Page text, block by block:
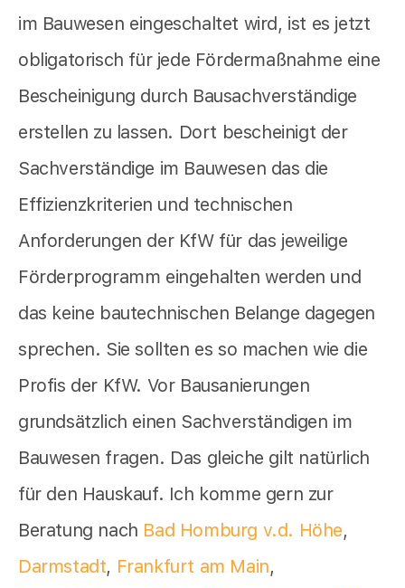
im Bauwesen eingeschaltet wird, ist es jetzt
obligatorisch für jede Fördermaßnahme eine
Bescheinigung durch Bausachverständige
erstellen zu lassen. Dort bescheinigt der
Sachverständige im Bauwesen das die
Effizienzkriterien und technischen
Anforderungen der KfW für das jeweilige
Förderprogramm eingehalten werden und
das keine bautechnischen Belange dagegen
sprechen. Sie sollten es so machen wie die
Profis der KfW. Vor Bausanierungen
grundsätzlich einen Sachverständigen im
Bauwesen fragen. Das gleiche gilt natürlich
für den Hauskauf. Ich komme gern zur
Beratung nach Bad Homburg v.d. Höhe,
Darmstadt, Frankfurt am Main,